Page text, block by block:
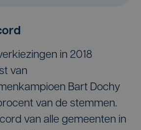
in 2018
van
Bart Dochy
van de stemmen.
van alle gemeenten in